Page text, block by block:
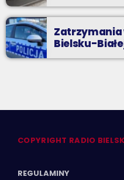
Zatrzymania
Bielsku-
COPYRIGHT RADIO
REGULAMINY